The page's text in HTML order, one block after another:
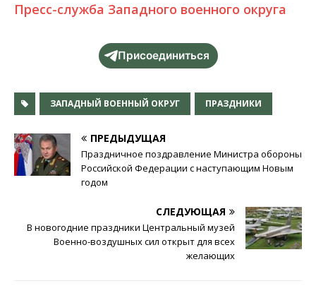
Пресс-служба Западного военного округа
Присоединиться
ЗАПАДНЫЙ ВОЕННЫЙ ОКРУГ ПРАЗДНИКИ
ПРЕДЫДУЩАЯ
Праздничное поздравление Министра обороны
Российской Федерации с наступающим Новым
годом
СЛЕДУЮЩАЯ
В новогодние праздники Центральный музей
Военно-воздушных сил открыт для всех
желающих